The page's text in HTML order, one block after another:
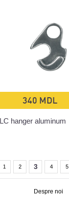
340 MDL
hanger aluminum
1 2 3 4 5
Despre noi